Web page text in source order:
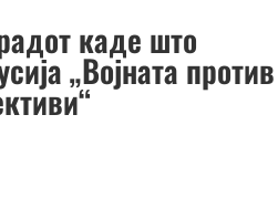
каде што
„Војната против